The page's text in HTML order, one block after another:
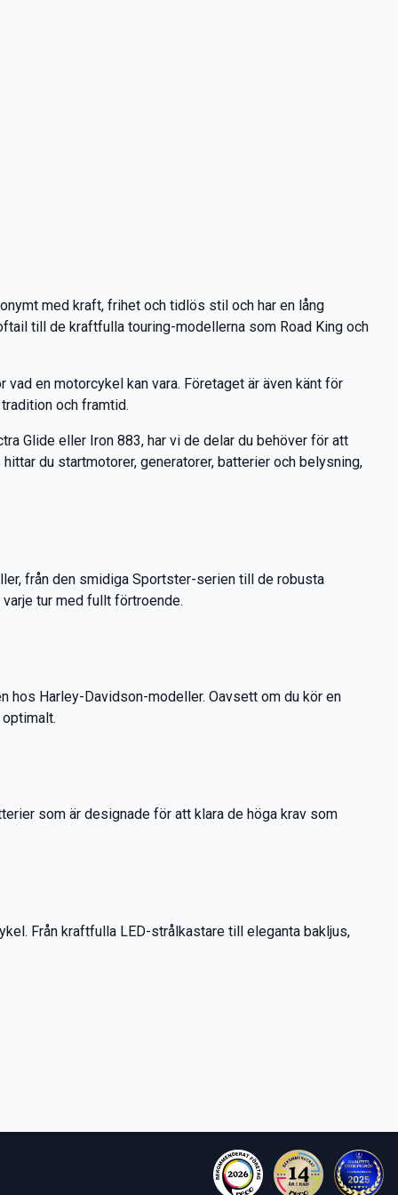
med kraft, frihet och tidlös stil och har en lång
till de kraftfulla touring-modellerna som Road King och
en motorcykel kan vara. Företaget är även känt för
och framtid.
Glide eller Iron 883, har vi de delar du behöver för att
du startmotorer, generatorer, batterier och belysning,
från den smidiga Sportster-serien till de robusta
tur med fullt förtroende.
hos Harley-Davidson-modeller. Oavsett om du kör en
som är designade för att klara de höga krav som
Från kraftfulla LED-strålkastare till eleganta bakljus,